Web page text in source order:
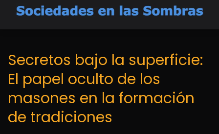
Secretos bajo la superficie:
El papel oculto de los
masones en la formación
de tradiciones